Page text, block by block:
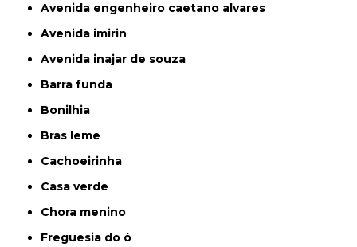
avenida engenheiro caetano alvares
avenida imirin
avenida inajar de souza
barra funda
bonilhia
bras leme
cachoeirinha
casa verde
chora menino
freguesia do ó